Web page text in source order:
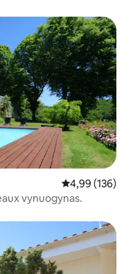
Vidutinis
4,99 (136)
vynuogynas.